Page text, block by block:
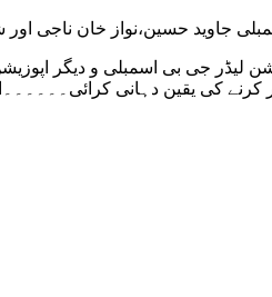
جاوید حسین،نواز خان ناجی
جی بی اسمبلی و دیگر
کرنے کی یقین دہانی